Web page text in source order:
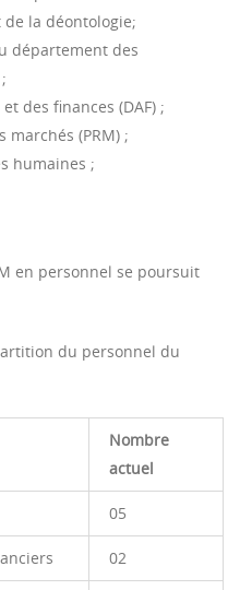
la déontologie;
département des
des finances (DAF) ;
marchés (PRM) ;
humaines ;
en personnel se poursuit
du personnel du
Nombre
actuel
05
02